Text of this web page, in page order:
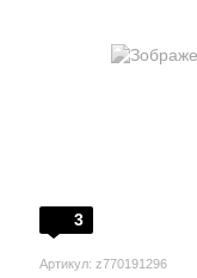
3
Артикул: z770191296